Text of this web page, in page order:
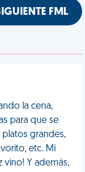
FML
la cena,
para que se
grandes,
etc. Mi
vino! Y además,